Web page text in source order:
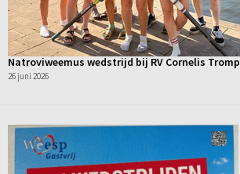
Natroviweemus wedstrijd bij RV Cornelis Tromp
26 juni 2026